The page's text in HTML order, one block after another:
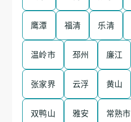
鹰潭 福清 乐清
温岭市 邳州 廉江
张家界 云浮 黄山
双鸭山 雅安 常熟市